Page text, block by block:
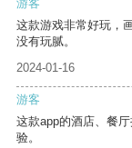
游客
这款游戏非常好玩，
没有玩腻。
2024-01-16
游客
这款app的酒店、餐
验。